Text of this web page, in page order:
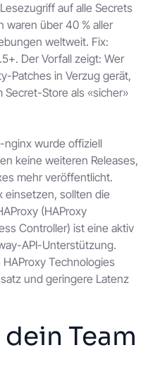
auf alle Secrets
waren über 40 % aller
weltweit. Fix:
Der Vorfall zeigt: Wer
Patches in Verzug gerät,
Secret-Store als «sicher»
nginx wurde offiziell
keine weiteren Releases,
mehr veröffentlicht.
einsetzen, sollten die
(HAProxy
Controller) ist eine aktiv
API-Unterstützung.
Technologies
und geringere Latenz
Team